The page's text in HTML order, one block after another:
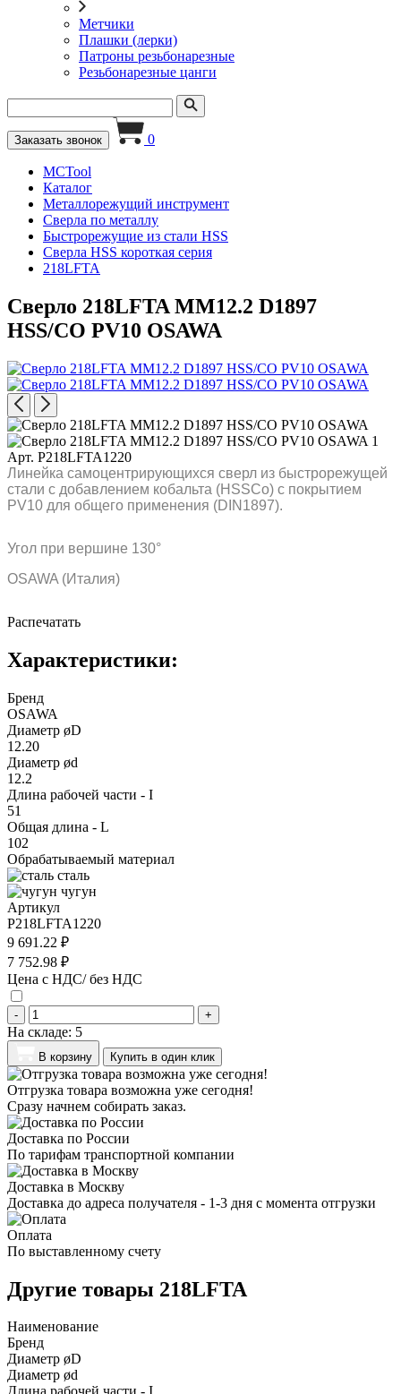
Метчики
Плашки (лерки)
Патроны резьбонарезные
Резьбонарезные цанги
Заказать звонок 0
MCTool
Каталог
Металлорежущий инструмент
Сверла по металлу
Быстрорежущие из стали HSS
Сверла HSS короткая серия
218LFTA
Сверло 218LFTA MM12.2 D1897
HSS/CO PV10 OSAWA
Арт. P218LFTA1220
Линейка самоцентрирующихся сверл из быстрорежущей
стали с добавлением кобальта (HSSCo) c покрытием
PV10 для общего применения (DIN1897).
Угол при вершине 130°
OSAWA (Италия)
Распечатать
Характеристики:
Бренд
OSAWA
Диаметр øD
12.20
Диаметр ød
12.2
Длина рабочей части - I
51
Общая длина - L
102
Обрабатываемый материал
сталь
чугун
Артикул
P218LFTA1220
9 691.22 ₽
7 752.98 ₽
Цена с НДС/ без НДС
- +
На складе: 5
В корзину Купить в один клик
Отгрузка товара возможна уже сегодня!
Сразу начнем собирать заказ.
Доставка по России
По тарифам транспортной компании
Доставка в Москву
Доставка до адреса получателя - 1-3 дня с момента отгрузки
Оплата
По выставленному счету
Другие товары 218LFTA
Наименование
Бренд
Диаметр øD
Диаметр ød